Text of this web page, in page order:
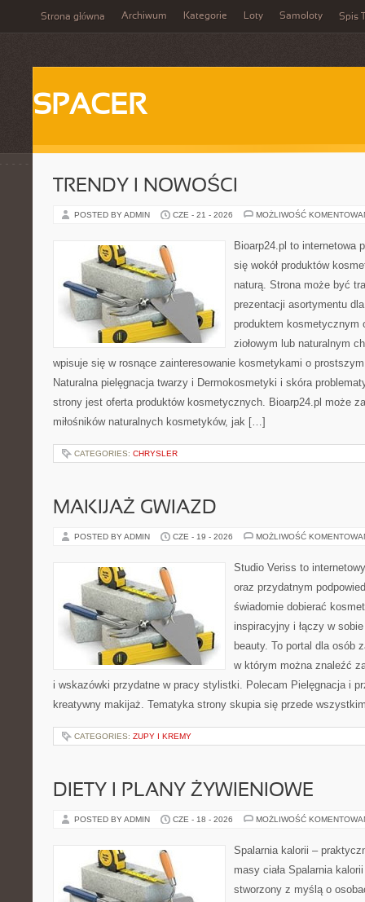
Strona główna Archiwum Kategorie Loty Samoloty Spis
SPACER
TRENDY I NOWOŚCI
POSTED BY ADMIN CZE - 21 - 2026 MOŻLIWOŚĆ
Bioarp24.pl to internetowa
się wokół produktów
naturą. Strona może być
prezentacji asortymentu
produktem kosmetycznym
ziołowym lub naturalnym
wpisuje się w rosnące zainteresowanie kosmetykami o
Naturalna pielęgnacja twarzy i Dermokosmetyki i skóra
strony jest oferta produktów kosmetycznych. Bioarp24.pl może
miłośników naturalnych kosmetyków, jak […]
CATEGORIES: CHRYSLER
MAKIJAŻ GWIAZD
POSTED BY ADMIN CZE - 19 - 2026 MOŻLIWOŚĆ
Studio Veriss to
oraz przydatnym
świadomie dobierać
inspiracyjny i łączy w
beauty. To portal dla osób
w którym można znaleźć
i wskazówki przydatne w pracy stylistki. Polecam Pielęgnacja i
kreatywny makijaż. Tematyka strony skupia się przede
CATEGORIES: ZUPY I KREMY
DIETY I PLANY ŻYWIENIOWE
POSTED BY ADMIN CZE - 18 - 2026 MOŻLIWOŚĆ
Spalarnia kalorii –
masy ciała Spalarnia
stworzony z myślą o